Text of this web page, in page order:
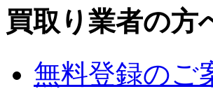
買取り業者の方
無料登録のご